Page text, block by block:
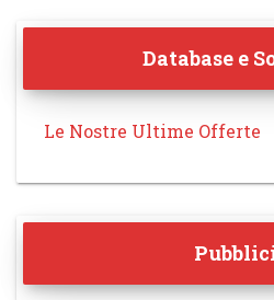
Database e
Le Nostre Ultime Offerte